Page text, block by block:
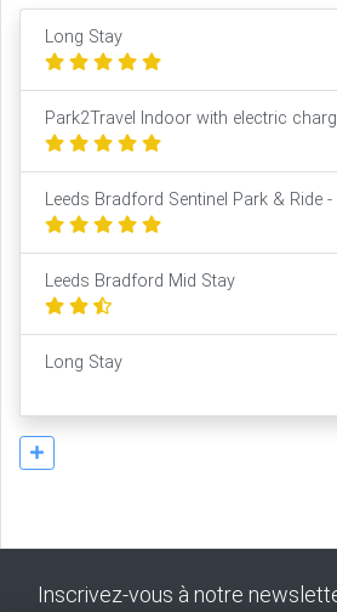
Long Stay
Park2Travel Indoor with electric
Leeds Bradford Sentinel Park & Ride
Leeds Bradford Mid Stay
Long Stay
Inscrivez-vous à notre